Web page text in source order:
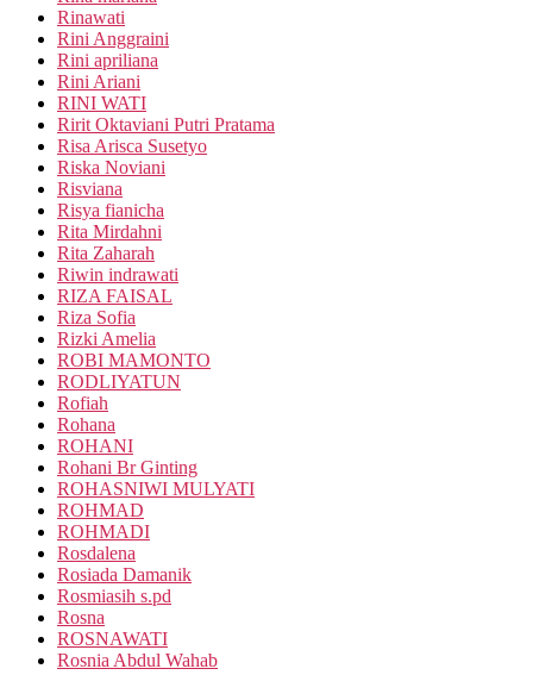
Rinawati
Rini Anggraini
Rini apriliana
Rini Ariani
RINI WATI
Ririt Oktaviani Putri Pratama
Risa Arisca Susetyo
Riska Noviani
Risviana
Risya fianicha
Rita Mirdahni
Rita Zaharah
Riwin indrawati
RIZA FAISAL
Riza Sofia
Rizki Amelia
ROBI MAMONTO
RODLIYATUN
Rofiah
Rohana
ROHANI
Rohani Br Ginting
ROHASNIWI MULYATI
ROHMAD
ROHMADI
Rosdalena
Rosiada Damanik
Rosmiasih s.pd
Rosna
ROSNAWATI
Rosnia Abdul Wahab